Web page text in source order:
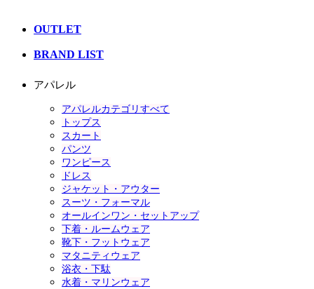
OUTLET
BRAND LIST
アパレル
アパレルカテゴリすべて
トップス
スカート
パンツ
ワンピース
ドレス
ジャケット・アウター
スーツ・フォーマル
オールインワン・セットアップ
下着・ルームウェア
靴下・フットウェア
マタニティウェア
浴衣・下駄
水着・マリンウェア